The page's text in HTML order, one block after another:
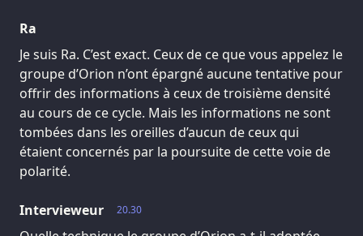
Ra
Je suis Ra. C’est exact. Ceux de ce que vous appelez le
groupe d’Orion n’ont épargné aucune tentative pour
offrir des informations à ceux de troisième densité
au cours de ce cycle. Mais les informations ne sont
tombées dans les oreilles d’aucun de ceux qui
étaient concernés par la poursuite de cette voie de
polarité.
20.30
Intervieweur